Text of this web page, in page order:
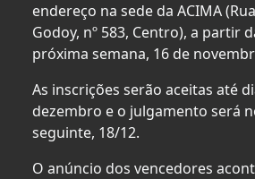
endereço na sede da ACIMA
Godoy, nº 583, Centro), a partir
próxima semana, 16 de
As inscrições serão aceitas até
dezembro e o julgamento será
seguinte, 18/12.
O anúncio dos vencedores